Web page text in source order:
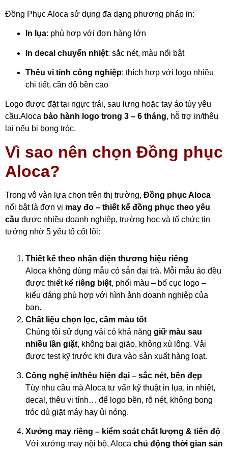
Đồng Phục Aloca sử dụng đa dạng phương pháp in:
In lụa: phù hợp với đơn hàng lớn
In decal chuyển nhiệt: sắc nét, màu nổi bật
Thêu vi tính công nghiệp: thích hợp với logo nhiều
chi tiết, cần độ bền cao
Logo được đặt tại ngực trái, sau lưng hoặc tay áo tùy yêu
cầu.Aloca bảo hành logo trong 3 – 6 tháng, hỗ trợ in/thêu
lại nếu bị bong tróc.
Vì sao nên chọn Đồng phục
Aloca?
Trong vô vàn lựa chọn trên thị trường, Đồng phục Aloca
nổi bật là đơn vị may đo – thiết kế đồng phục theo yêu
cầu được nhiều doanh nghiệp, trường học và tổ chức tin
tưởng nhờ 5 yếu tố cốt lõi:
Thiết kế theo nhận diện thương hiệu riêng
Aloca không dùng mẫu có sẵn đại trà. Mỗi mẫu áo đều
được thiết kế riêng biệt, phối màu – bố cục logo –
kiểu dáng phù hợp với hình ảnh doanh nghiệp của
bạn.
Chất liệu chọn lọc, cầm màu tốt
Chúng tôi sử dụng vải có khả năng giữ màu sau
nhiều lần giặt, không bai gião, không xù lông. Vải
được test kỹ trước khi đưa vào sản xuất hàng loạt.
Công nghệ in/thêu hiện đại – sắc nét, bền đẹp
Tùy nhu cầu mà Aloca tư vấn kỹ thuật in lụa, in nhiệt,
decal, thêu vi tính… để logo bền, rõ nét, không bong
tróc dù giặt máy hay ủi nóng.
Xưởng may riêng – kiểm soát chất lượng & tiến độ
Với xưởng may nội bộ, Aloca chủ động thời gian sản